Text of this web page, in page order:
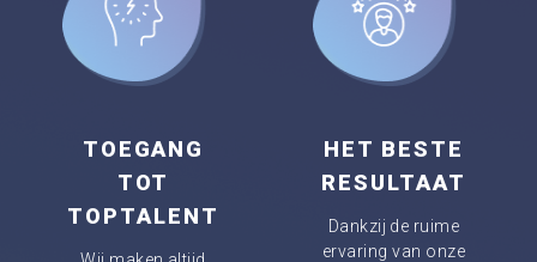
TOEGANG
TOT
TOPTALENT
HET BESTE
RESULTAAT
Dankzij de ruime
ervaring van onze